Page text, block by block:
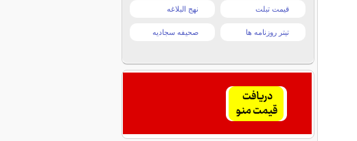
قیمت تبلت نهج البلاغه
تیتر روزنامه ها صحیفه سجادیه